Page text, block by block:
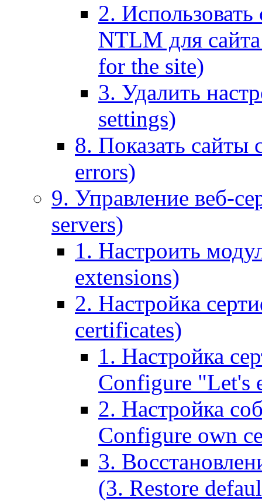
2.
NTLM для
for the site)
3. Удалить
settings)
8. Показать
errors)
9. Управление веб-
servers)
1. Настроить
extensions)
2. Настройка
certificates)
1. Настройка
Configure "Let's
2. Настройка
Configure own
3.
(3. Restore